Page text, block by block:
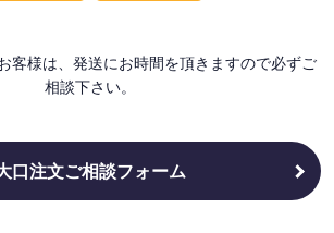
客様は、発送にお時間を頂きますので必ずご
相談下さい。
口注文ご相談フォーム